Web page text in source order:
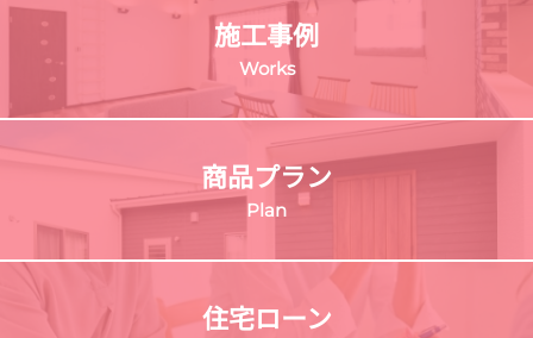
施工事例
Works
商品プラン
Plan
住宅ローン